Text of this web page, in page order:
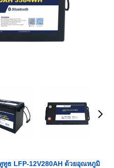
ธ LFP-12V280AH ด้วยอุณหภูมิ